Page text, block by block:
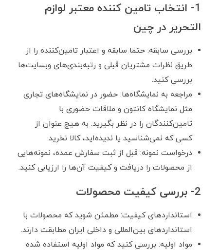
1- انتخاب تامین‌ کننده معتبر لوازم
التحریر در چین
بررسی سابقه: حتما سابقه و اعتبار تامین‌کننده را از
طریق نظرات مشتریان قبلی و رتبه‌بندی‌های وبسایت‌ها
بررسی کنید.
مراجعه به نمایشگاه‌ها: حضور در نمایشگاه‌های تجاری
مثل نمایشگاه کانتون و ملاقات حضوری با
تامین‌کنندگان را در نظر بگیرید. به هیچ عنوان از
کسی که نمی‌شناسید یا ندیده‌اید، کالا نخرید.
درخواست نمونه: قبل از ثبت سفارش عمده، نمونه‌هایی
از محصولات را دریافت و کیفیت آن‌ها را ارزیابی کنید.
2- بررسی کیفیت محصولات
استانداردهای کیفیت: مطمئن شوید که محصولات با
استانداردهای بین‌المللی و داخلی ایران مطابقت دارند.
مواد اولیه: بررسی کنید که مواد اولیه استفاده شده